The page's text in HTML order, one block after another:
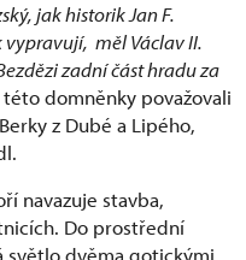
jak historik Jan F.
vypravují, měl Václav II.
zadní část hradu za
domněnky považovali
z Dubé a Lipého,
navazuje stavba,
Do prostřední
světlo dvěma gotickými